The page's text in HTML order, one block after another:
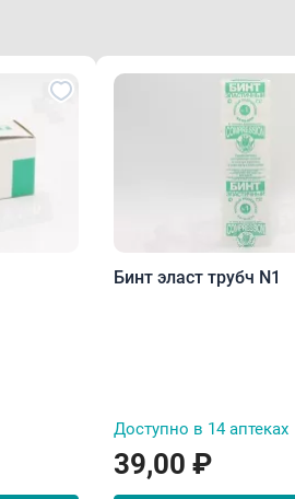
Бинт эласт трубч N1
Доступно в 14 аптеках
39,00 ₽